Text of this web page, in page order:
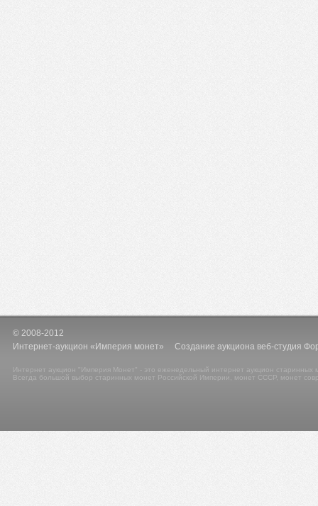
© 2008-2012
Интернет-аукцион «Империя монет» Создание аукциона веб-студия
Интернет аукцион "Империя Монет" - это еженедельный интернет аукцион
Всегда большой выбор старинных монет Российской Империи, монет СССР, монет